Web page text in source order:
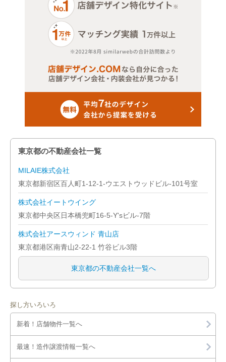
東京都の不動産会社一覧
MILAIE株式会社
東京都新宿区百人町1-12-1-ウエストウッドビル-101号室
株式会社イートウイング
東京都中央区日本橋兜町16-5-Y'sビル-7階
株式会社アースウィンド 青山店
東京都港区南青山2-22-1 竹谷ビル3階
東京都の不動産会社一覧へ
探し方いろいろ
新着！店舗物件一覧へ
最速！造作譲渡情報一覧へ